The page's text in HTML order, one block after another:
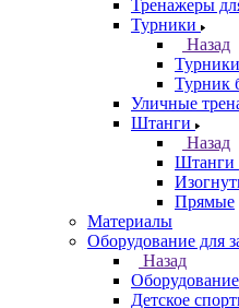
Тренажеры
Турники
Назад
Турники
Турник
Уличные
Штанги
Назад
Штанги
Прямые
Материалы
Оборудование для
Назад
Оборудование
Детское